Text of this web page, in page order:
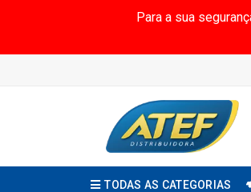
Para a sua
TODAS AS CATEGORIAS